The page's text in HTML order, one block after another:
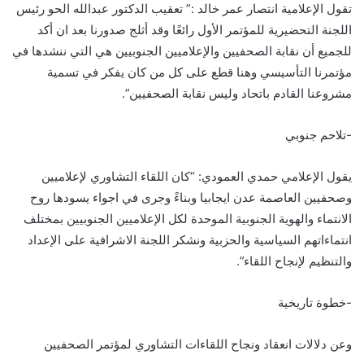
تقول الإعلامية انتصار عمر خالد :” تعقيب الدكتور عبدالله الحو رئيس
اللجنة التحضيرية للمؤتمر الأول رائعًا وقد أثلج صدورنا بعد ان أكد
للجميع أن نقابة الصحفيين والإعلاميين الجنوبيين هي التي ننشدها في
مؤتمرنا التأسيسي وهنا قطع على كل من كان يفكر في تسمية
مشروعنا القادم باتحاد وليس نقابة الصحفيين”.
-تلاحم جنوبي
يقول الإعلامي حمدي العمودي: “كان اللقاء التشاوري لإعلاميين
وصحفيين العاصمة عدن ايجابيا وبناءً وجرى في اجواء يسودها روح
الانتماء والهوية الجنوبية الموحدة لكل الإعلاميين الجنوبيين بمختلف
انتماءاتهم السياسية والحزبية ونشكر اللجنة الاشرافية على الإعداد
والتنظيم لإنجاح اللقاء”.
-خطوة تاريخية
وعن دلالات انعقاد ونجاح اللقاءات التشاوري لمؤتمر الصحفيين